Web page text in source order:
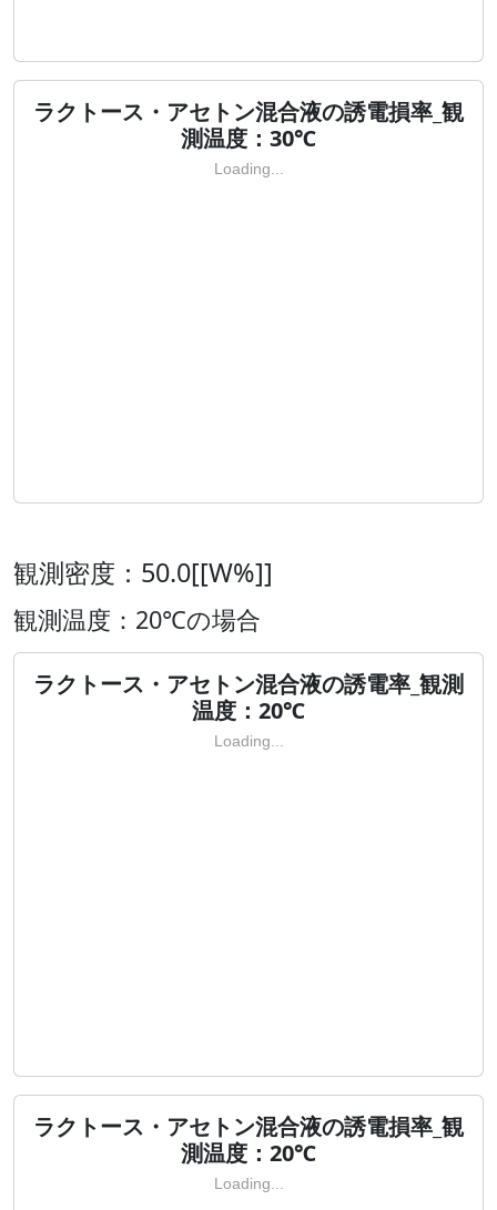
ラクトース・アセトン混合液の誘電損率_観
測温度：30℃
Loading...
観測密度：50.0[[W%]]
観測温度：20℃の場合
ラクトース・アセトン混合液の誘電率_観測
温度：20℃
Loading...
ラクトース・アセトン混合液の誘電損率_観
測温度：20℃
Loading...